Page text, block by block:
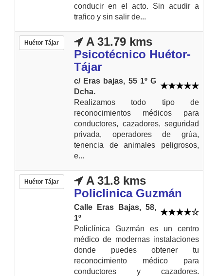
conducir en el acto. Sin acudir a
trafico y sin salir de...
Huétor Tájar
A 31.79 kms
Psicotécnico Huétor-
Tájar
c/ Eras bajas, 55 1º G
Dcha.
Realizamos todo tipo de
reconocimientos médicos para
conductores, cazadores, seguridad
privada, operadores de grúa,
tenencia de animales peligrosos,
e...
Huétor Tájar
A 31.8 kms
Policlinica Guzmán
Calle Eras Bajas, 58,
1º
Policlínica Guzmán es un centro
médico de modernas instalaciones
donde puedes obtener tu
reconocimiento médico para
conductores y cazadores.